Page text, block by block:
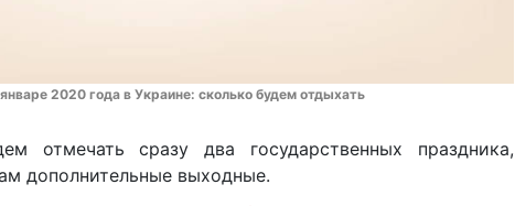
2020 года в Украине: сколько будем отдыхать
отмечать сразу два государственных праздника,
дополнительные выходные.